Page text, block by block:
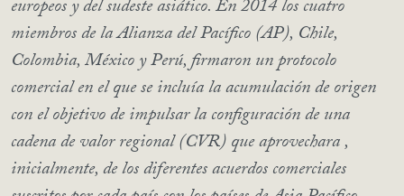
europeos y del sudeste asiático. En 2014 los cuatro
miembros de la Alianza del Pacífico (AP), Chile,
Colombia, México y Perú, firmaron un protocolo
comercial en el que se incluía la acumulación de origen
con el objetivo de impulsar la configuración de una
cadena de valor regional (CVR) que aprovechara ,
inicialmente, de los diferentes acuerdos comerciales